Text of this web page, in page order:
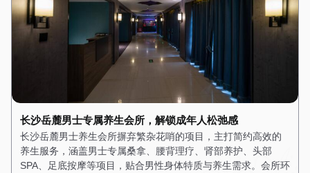
长沙岳麓男士专属养生会所，解锁成年人松弛感
长沙岳麓男士养生会所摒弃繁杂花哨的项目，主打简约高效的
养生服务，涵盖男士专属桑拿、腰背理疗、肾部养护、头部
SPA、足底按摩等项目，贴合男性身体特质与养生需求。会所环